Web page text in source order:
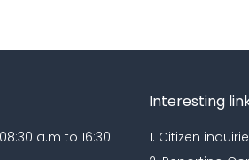
a.m to 16:30
Interesting
1. Citizen